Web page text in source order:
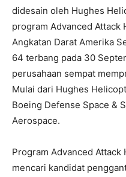
didesain oleh Hughes
program Advanced Attack
Angkatan Darat Amerika
64 terbang pada 30
perusahaan sempat
Mulai dari Hughes
Boeing Defense Space &
Aerospace.
Program Advanced
mencari kandidat